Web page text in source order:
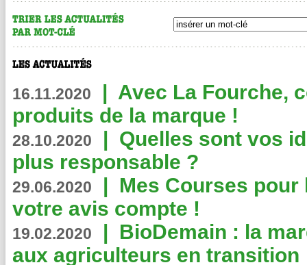
16.11.2020 | Avec La Fourche,
produits de la marque !
28.10.2020 | Quelles sont vos
plus responsable ?
29.06.2020 | Mes Courses pour
votre avis compte !
19.02.2020 | BioDemain : la
aux agriculteurs en transition